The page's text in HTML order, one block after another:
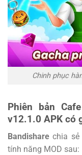
Chinh phục
Phiên bản
v12.1.0 APK có
Bandishare chia sẻ
tính năng MOD sau: